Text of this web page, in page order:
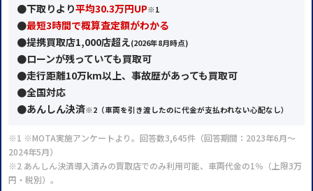
●下取りより平均30.3万円UP※1
●最短3時間で概算査定額がわかる
●提携買取店1,000店超え(2026年8月時点)
●ローンが残っていても買取可
●走行距離10万km以上、事故歴があっても買取可
●全国対応
●あんしん決済※2 （車両を引き渡したのに代金が支払われない心配なし）
※1 ※MOTA実施アンケートより。回答数3,645件（回答期間：2023年6月～
2024年5月）
※2 あんしん決済導入済みの買取店でのみ利用可能、車両代金の1％（上限3万
円・税別）。